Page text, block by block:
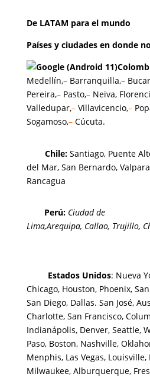
De LATAM para el mundo
Países y ciudades en donde
Medellín,– Barranquilla,–
Pereira,–Pasto,– Neiva,
Valledupar,–Villavicencio,–
Sogamoso,– Cúcuta.
Chile: Santiago, Puente
del Mar, San Bernardo,
Rancagua
Perú: Ciudad de
Lima,Arequipa, Callao, Trujillo,
Estados Unidos: Nueva
Chicago, Houston, Phoenix,
San Diego, Dallas. San José,
Charlotte, San Francisco,
Indianápolis, Denver, Seattle,
Paso, Boston, Nashville,
Menphis, Las Vegas,
Milwaukee, Alburquerque,